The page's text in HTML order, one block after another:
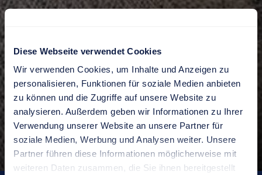
Diese Webseite verwendet Cookies
Wir verwenden Cookies, um Inhalte und Anzeigen zu
personalisieren, Funktionen für soziale Medien anbieten
zu können und die Zugriffe auf unsere Website zu
analysieren. Außerdem geben wir Informationen zu Ihrer
Verwendung unserer Website an unsere Partner für
soziale Medien, Werbung und Analysen weiter. Unsere
Partner führen diese Informationen möglicherweise mit
weiteren Daten zusammen, die Sie ihnen bereitgestellt
DE| EN